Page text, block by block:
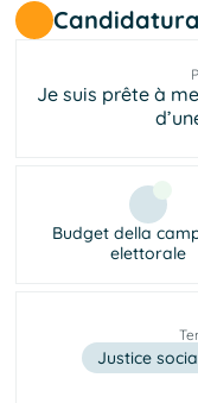
Candidatura
Je suis prête à
Budget della
elettorale
Justice